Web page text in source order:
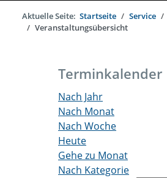
Aktuelle Seite: Startseite Service
Veranstaltungsübersicht
Terminkalender
Nach Jahr
Nach Monat
Nach Woche
Heute
Gehe zu Monat
Nach Kategorie